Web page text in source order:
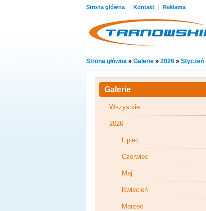
Strona główna | Kontakt | Reklama
Strona główna » Galerie » 2026 » Styczeń
Galerie
Wszystkie
2026
Lipiec
Czerwiec
Maj
Kwiecień
Marzec